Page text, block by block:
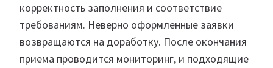
корректность заполнения и соответствие
требованиям. Неверно оформленные заявки
возвращаются на доработку. После окончания
приема проводится мониторинг, и подходящие